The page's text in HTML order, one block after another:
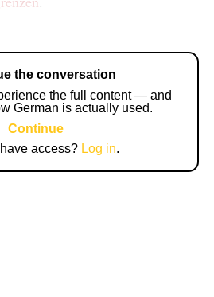
the conversation
the full content — and
German is actually used.
Continue
access? Log in.